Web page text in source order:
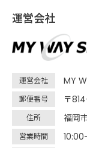
運営会社
運営会社 MY
郵便番号 〒
住所 福岡
営業時間